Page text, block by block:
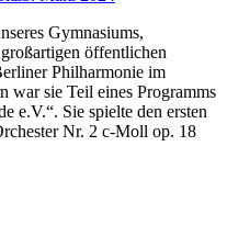
Gymnasiums,
öffentlichen
Philharmonie im
war sie Teil eines Programms
e.V.“. Sie spielte den ersten
Nr. 2 c-Moll op. 18